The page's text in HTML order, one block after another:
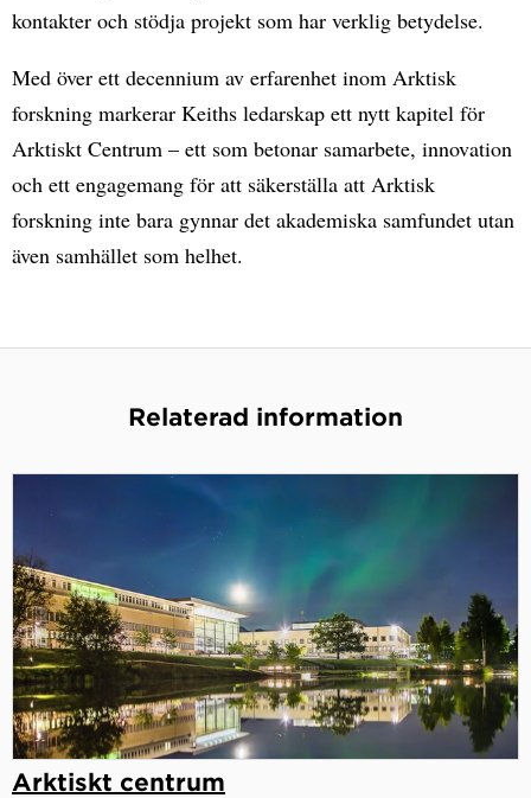
kontakter och stödja projekt som har verklig betydelse.
Med över ett decennium av erfarenhet inom Arktisk
forskning markerar Keiths ledarskap ett nytt kapitel för
Arktiskt Centrum – ett som betonar samarbete, innovation
och ett engagemang för att säkerställa att Arktisk
forskning inte bara gynnar det akademiska samfundet utan
även samhället som helhet.
Relaterad information
Arktiskt centrum